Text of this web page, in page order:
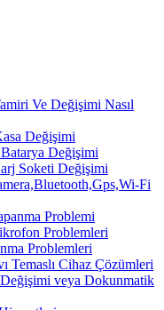
Ve Değişimi Nasıl
Değişimi
Değişimi
Soketi Değişimi
Fi
Problemi
Problemleri
Problemleri
Temaslı Cihaz Çözümleri
veya Dokunmatik